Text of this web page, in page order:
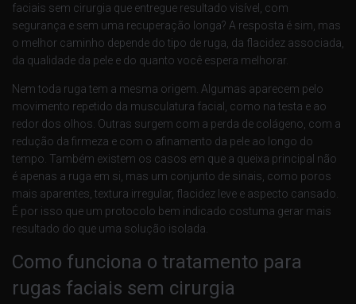
faciais sem cirurgia que entregue resultado visível, com
segurança e sem uma recuperação longa? A resposta é sim, mas
o melhor caminho depende do tipo de ruga, da flacidez associada,
da qualidade da pele e do quanto você espera melhorar.
Nem toda ruga tem a mesma origem. Algumas aparecem pelo
movimento repetido da musculatura facial, como na testa e ao
redor dos olhos. Outras surgem com a perda de colágeno, com a
redução da firmeza e com o afinamento da pele ao longo do
tempo. Também existem os casos em que a queixa principal não
é apenas a ruga em si, mas um conjunto de sinais, como poros
mais aparentes, textura irregular, flacidez leve e aspecto cansado.
É por isso que um protocolo bem indicado costuma gerar mais
resultado do que uma solução isolada.
Como funciona o tratamento para
rugas faciais sem cirurgia